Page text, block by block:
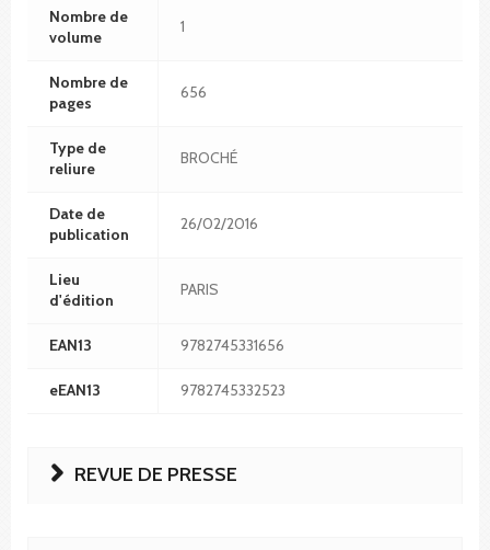
Nombre de
volume
1
Nombre de
pages
656
Type de
reliure
BROCHÉ
Date de
publication
26/02/2016
Lieu
d'édition
PARIS
EAN13 9782745331656
eEAN13 9782745332523
REVUE DE PRESSE